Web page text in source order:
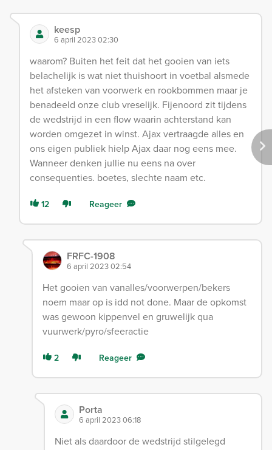
keesp
6 april 2023 02:30
waarom? Buiten het feit dat het gooien van iets
belachelijk is wat niet thuishoort in voetbal alsmede
het afsteken van voorwerk en rookbommen maar je
benadeeld onze club vreselijk. Fijenoord zit tijdens
de wedstrijd in een flow waarin achterstand kan
worden omgezet in winst. Ajax vertraagde alles en
ons eigen publiek hielp Ajax daar nog eens mee.
Wanneer denken jullie nu eens na over
consequenties. boetes, slechte naam etc.
12 Reageer
FRFC-1908
6 april 2023 02:54
Het gooien van vanalles/voorwerpen/bekers
noem maar op is idd not done. Maar de opkomst
was gewoon kippenvel en gruwelijk qua
vuurwerk/pyro/sfeeractie
2 Reageer
Porta
6 april 2023 06:18
Niet als daardoor de wedstrijd stilgelegd